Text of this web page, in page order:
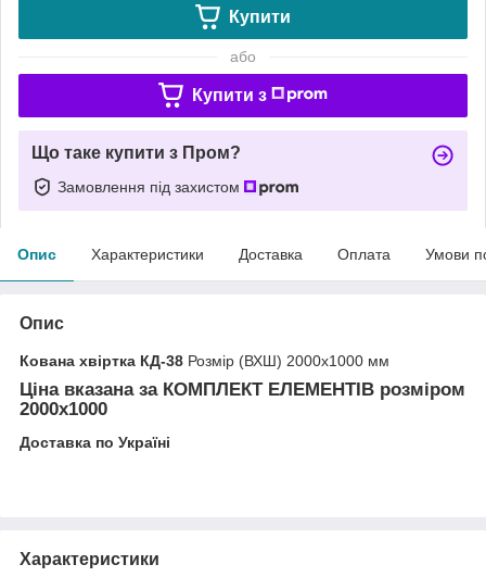
Купити
або
Купити з
Що таке купити з Пром?
Замовлення під захистом
Опис Характеристики Доставка Оплата Умови
Опис
Кована хвіртка КД-38 Розмір (ВХШ) 2000х1000 мм
Ціна вказана за КОМПЛЕКТ ЕЛЕМЕНТІВ розміром
2000х1000
Доставка по Україні
Характеристики